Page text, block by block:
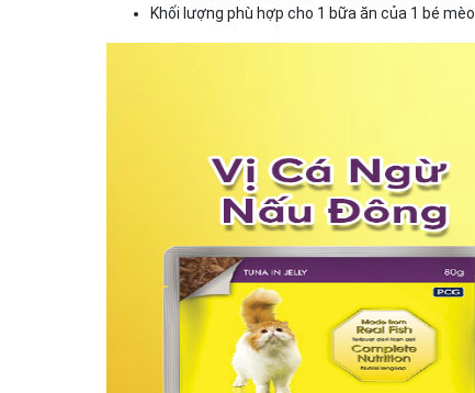
Khối lượng phù hợp cho 1 bữa ăn của 1 bé mèo.